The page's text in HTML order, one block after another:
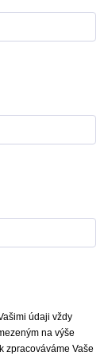
údaji vždy
na výše
zpracováváme Vaše